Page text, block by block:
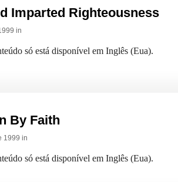
Imparted Righteousness
in
só está disponível em Inglês (Eua).
By Faith
1999 in
só está disponível em Inglês (Eua).